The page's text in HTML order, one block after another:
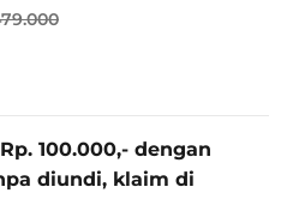
Load 7 KG Steam Inverter
100.000,- dengan
diundi, klaim di